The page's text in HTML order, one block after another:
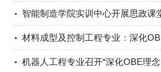
智能制造学院实训中心开展思政课